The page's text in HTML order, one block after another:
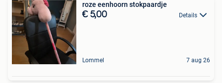
roze eenhoorn stokpaardje
€ 5,00 Details
Lommel 7 aug 26